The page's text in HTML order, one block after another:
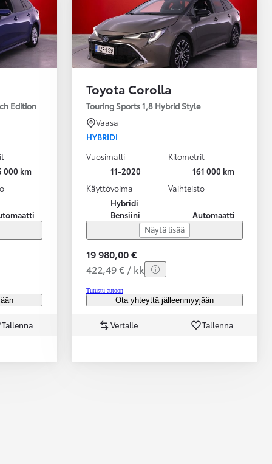
Edition
000 km
Tallenna
Toyota Corolla
Touring Sports 1,8 Hybrid Style
Vaasa
HYBRIDI
Vuosimalli
11-2020
Kilometrit
161 000 km
Käyttövoima
Hybridi
Bensiini
Vaihteisto
Automaatti
Näytä lisää
19 980,00 €
422,49 € / kk
Tutustu autoon
Ota yhteyttä jälleenmyyjään
Vertaile Tallenna